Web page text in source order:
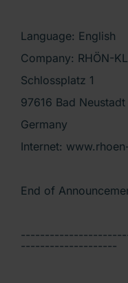
Language: English
Company: RHÖN-
Schlossplatz 1
97616 Bad
Germany
Internet:
End of
--------------------